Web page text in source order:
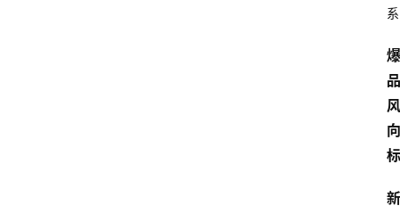
系
爆
品
风
向
标
新